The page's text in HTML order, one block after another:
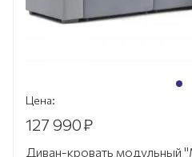
Цена:
127 990₽
Диван-кровать модульный